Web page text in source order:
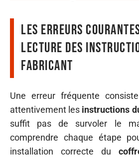
Les erreurs
lecture des
fabricant
Une erreur fréquente
attentivement les instructions
suffit pas de survoler le
comprendre chaque étape
installation correcte du